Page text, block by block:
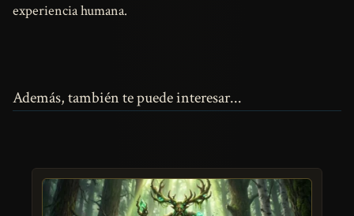
experiencia humana.
Además, también te puede interesar...